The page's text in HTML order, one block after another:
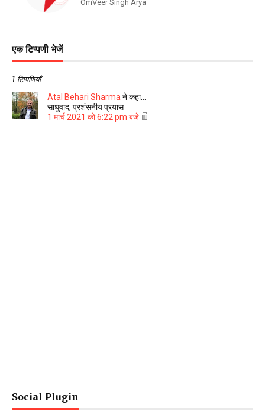
OmVeer Singh Arya
एक टिप्पणी भेजें
1 टिप्पणियाँ
Atal Behari Sharma ने कहा…
साधुवाद, प्रशंसनीय प्रयास
1 मार्च 2021 को 6:22 pm बजे
Social Plugin